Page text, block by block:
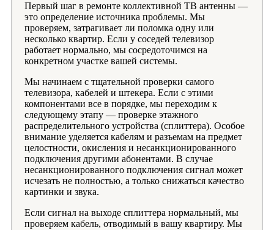
Первый шаг в ремонте коллективной ТВ антенны —
это определение источника проблемы. Мы
проверяем, затрагивает ли поломка одну или
несколько квартир. Если у соседей телевизор
работает нормально, мы сосредоточимся на
конкретном участке вашей системы.
Мы начинаем с тщательной проверки самого
телевизора, кабелей и штекера. Если с этими
компонентами все в порядке, мы переходим к
следующему этапу — проверке этажного
распределительного устройства (сплиттера). Особое
внимание уделяется кабелям и разъемам на предмет
целостности, окисления и несанкционированного
подключения другими абонентами. В случае
несанкционированного подключения сигнал может
исчезать не полностью, а только снижаться качество
картинки и звука.
Если сигнал на выходе сплиттера нормальный, мы
проверяем кабель, отводимый в вашу квартиру. Мы